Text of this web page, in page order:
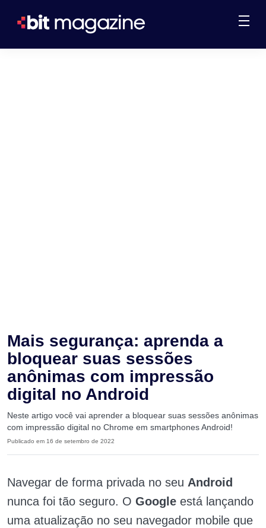
Mais segurança: aprenda a
bloquear suas sessões
anônimas com impressão
digital no Android
Neste artigo você vai aprender a bloquear suas sessões anônimas
com impressão digital no Chrome em smartphones Android!
Publicado em 16 de setembro de 2022
Navegar de forma privada no seu Android
nunca foi tão seguro. O Google está lançando
uma atualização no seu navegador mobile que